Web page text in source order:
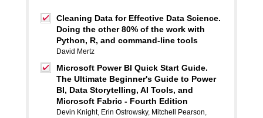
Cleaning Data for Effective Data Science.
Doing the other 80% of the work with
Python, R, and command-line tools
David Mertz
Microsoft Power BI Quick Start Guide.
The Ultimate Beginner's Guide to Power
BI, Data Storytelling, AI Tools, and
Microsoft Fabric - Fourth Edition
Devin Knight, Erin Ostrowsky, Mitchell Pearson,